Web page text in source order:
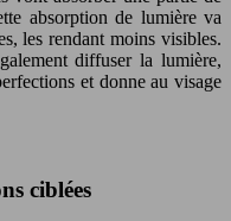
absorption de lumière va
les rendant moins visibles.
diffuser la lumière,
et donne au visage
ciblées